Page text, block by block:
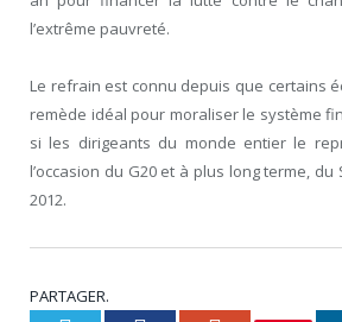
l’extrême pauvreté.
Le refrain est connu depuis que certains
remède idéal pour moraliser le système
si les dirigeants du monde entier le
l’occasion du G20 et à plus long terme,
2012.
PARTAGER.